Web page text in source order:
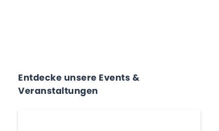
Entdecke unsere Events &
Veranstaltungen